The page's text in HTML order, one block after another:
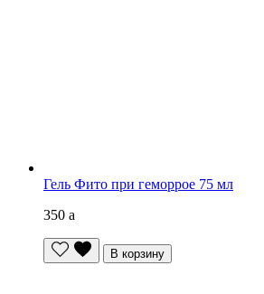
Гель Фито при геморрое 75 мл
350 a
В корзину